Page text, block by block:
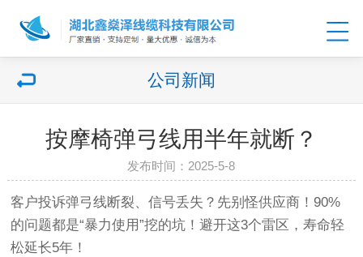
公司新闻
按摩椅弹弓线用半年就断？
发布时间：2025-5-8
客户投诉弹弓线断裂、信号丢失？先别怪供应商！90%
的问题都是“暴力使用”挖的坑！避开这3个雷区，寿命轻
松延长5年！